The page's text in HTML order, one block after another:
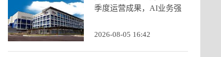
季度运营成果，AI业务强
史新高
2026-08-05 16:42